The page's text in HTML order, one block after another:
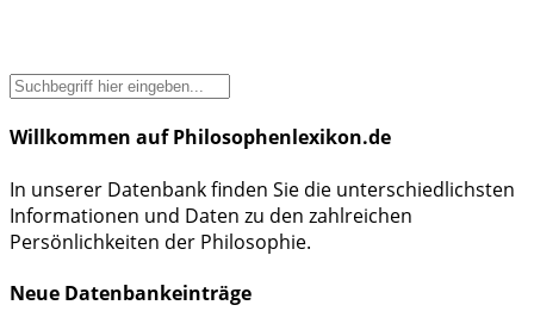
Willkommen auf Philosophenlexikon.de
In unserer Datenbank finden Sie die unterschiedlichsten
Informationen und Daten zu den zahlreichen
Persönlichkeiten der Philosophie.
Neue Datenbankeinträge